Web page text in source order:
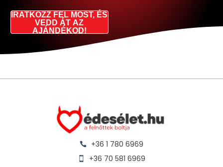
IRATKOZZ FEL MOST, ÉS
VEDD ÁT AZ
AJÁNDÉKOD!
+36 1 780 6969
+36 70 581 6969